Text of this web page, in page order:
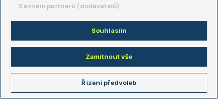
Novak Djokovič
Markéta Vondroušová
Marie Bouzková
Aktuality
Rozhovory
Express zprávy
Kalendář turnajů
Seznam partnerů (dodavatelů)
Souhlasím
Zamítnout vše
Řízení předvoleb